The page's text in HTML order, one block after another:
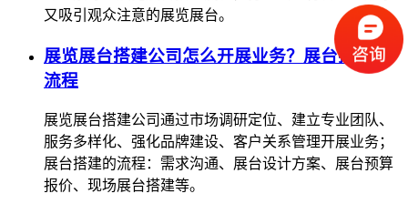
又吸引观众注意的展览展台。
展览展台搭建公司怎么开展业务？展台搭建的
流程
展览展台搭建公司通过市场调研定位、建立专业团队、
服务多样化、强化品牌建设、客户关系管理开展业务；
展台搭建的流程：需求沟通、展台设计方案、展台预算
报价、现场展台搭建等。